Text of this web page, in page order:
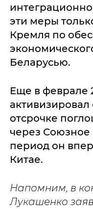
эти меры
Кремля по
Беларусью.
Еще в феврале
активизировал
отсрочке
через Союзное
период он
Китае.
Напомним, в
Лукашенко